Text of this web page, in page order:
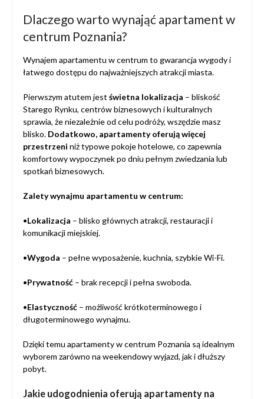
Dlaczego warto wynająć apartament w
centrum Poznania?
Wynajem apartamentu w centrum to gwarancja wygody i
łatwego dostępu do najważniejszych atrakcji miasta.
Pierwszym atutem jest świetna lokalizacja – bliskość
Starego Rynku, centrów biznesowych i kulturalnych
sprawia, że niezależnie od celu podróży, wszędzie masz
blisko. Dodatkowo, apartamenty oferują więcej
przestrzeni niż typowe pokoje hotelowe, co zapewnia
komfortowy wypoczynek po dniu pełnym zwiedzania lub
spotkań biznesowych.
Zalety wynajmu apartamentu w centrum:
•Lokalizacja – blisko głównych atrakcji, restauracji i
komunikacji miejskiej.
•Wygoda – pełne wyposażenie, kuchnia, szybkie Wi-Fi.
•Prywatność– brak recepcji i pełna swoboda.
•Elastyczność– możliwość krótkoterminowego i
długoterminowego wynajmu.
Dzięki temu apartamenty w centrum Poznania są idealnym
wyborem zarówno na weekendowy wyjazd, jak i dłuższy
pobyt.
Jakie udogodnienia oferują apartamenty na